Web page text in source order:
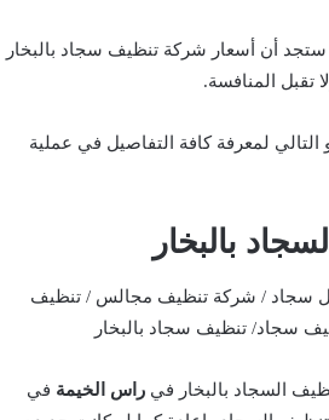
ستجد أن أسعار شركة تنظيف سجاد بالبخار
تقبل المنافسة.
التالي لمعرفة كافة التفاصيل في عملية
بالبخار
سجاد / شركة تنظيف مجالس / تنظيف
سجاد/ تنظيف سجاد بالبخار
السجاد بالبخار في راس الخيمة في